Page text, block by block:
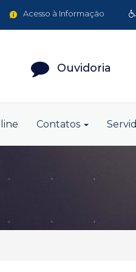
Acesso à Informação
Ouvidoria
Contatos